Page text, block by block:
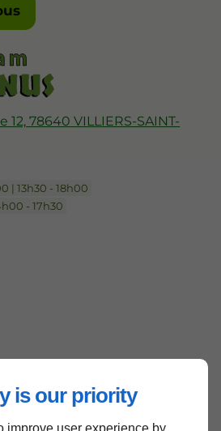
is our priority
improve user experience by
12, 78640 VILLIERS-SAINT-
| 13h30 - 18h00
- 17h30